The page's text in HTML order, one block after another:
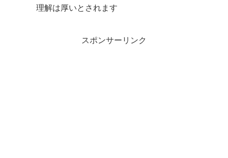
理解は厚いとされます
スポンサーリンク